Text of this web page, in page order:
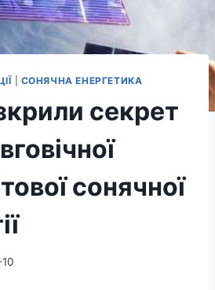
| СОНЯЧНА ЕНЕРГЕТИКА
секрет
сонячної